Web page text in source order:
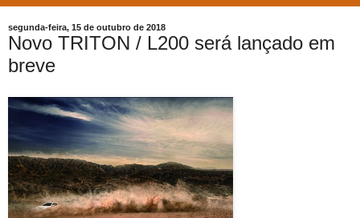
segunda-feira, 15 de outubro de 2018
Novo TRITON / L200 será lançado em
breve